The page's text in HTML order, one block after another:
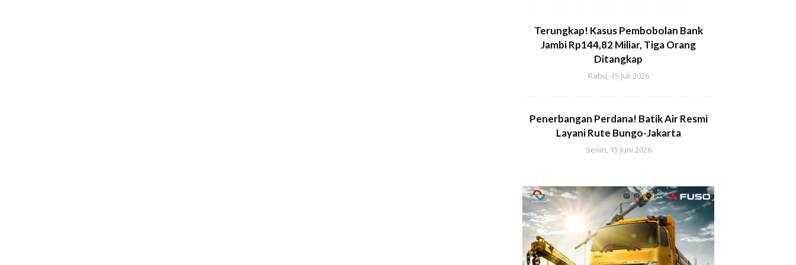
Terungkap! Kasus Pembobolan Bank
Jambi Rp144,82 Miliar, Tiga Orang
Ditangkap
Rabu, 15 Juli 2026
Penerbangan Perdana! Batik Air Resmi
Layani Rute Bungo-Jakarta
Senin, 15 Juni 2026